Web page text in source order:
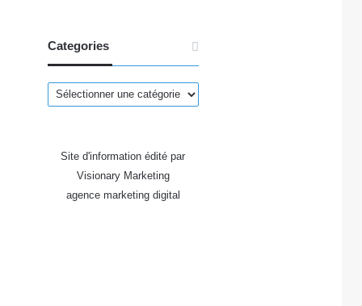
Categories
Categories
Site d'information édité par
Visionary Marketing
agence marketing digital